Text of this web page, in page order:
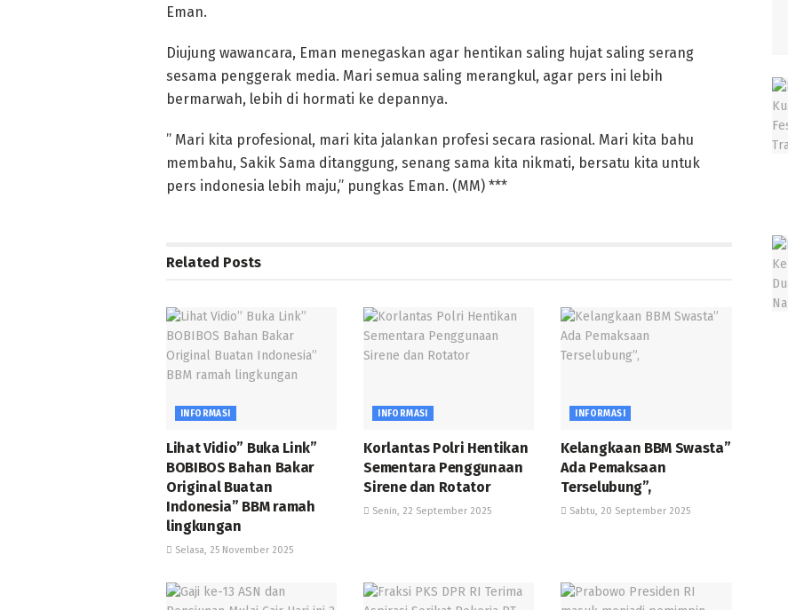
Eman.
Diujung wawancara, Eman menegaskan agar hentikan saling hujat saling serang
sesama penggerak media. Mari semua saling merangkul, agar pers ini lebih
bermarwah, lebih di hormati ke depannya.
” Mari kita profesional, mari kita jalankan profesi secara rasional. Mari kita bahu
membahu, Sakik Sama ditanggung, senang sama kita nikmati, bersatu kita untuk
pers indonesia lebih maju,” pungkas Eman. (MM) ***
Related Posts
INFORMASI
Lihat Vidio” Buka Link”
BOBIBOS Bahan Bakar
Original Buatan
Indonesia” BBM ramah
lingkungan
Selasa, 25 November 2025
INFORMASI
Korlantas Polri Hentikan
Sementara Penggunaan
Sirene dan Rotator
Senin, 22 September 2025
INFORMASI
Kelangkaan BBM Swasta”
Ada Pemaksaan
Terselubung”,
Sabtu, 20 September 2025